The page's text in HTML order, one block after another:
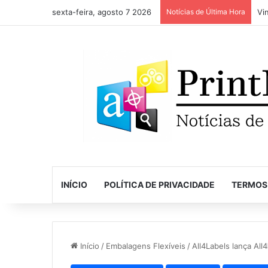
sexta-feira, agosto 7 2026 Notícias de Última Hora
INÍCIO POLÍTICA DE PRIVACIDADE
Início / Embalagens Flexíveis / All4Labels lança